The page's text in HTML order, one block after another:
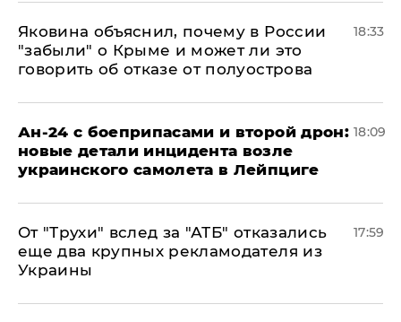
Яковина объяснил, почему в России
"забыли" о Крыме и может ли это
говорить об отказе от полуострова
18:33
Ан-24 с боеприпасами и второй дрон:
новые детали инцидента возле
украинского самолета в Лейпциге
18:09
От "Трухи" вслед за "АТБ" отказались
еще два крупных рекламодателя из
Украины
17:59